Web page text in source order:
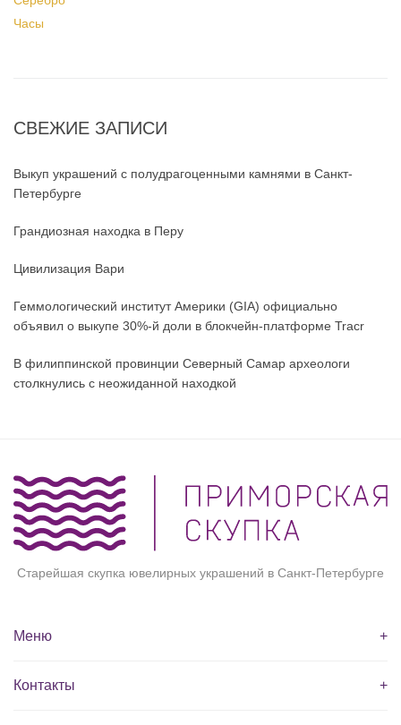
Часы
СВЕЖИЕ ЗАПИСИ
Выкуп украшений с полудрагоценными камнями в Санкт-
Петербурге
Грандиозная находка в Перу
Цивилизация Вари
Геммологический институт Америки (GIA) официально
объявил о выкупе 30%-й доли в блокчейн-платформе Tracr
В филиппинской провинции Северный Самар археологи
столкнулись с неожиданной находкой
Старейшая скупка ювелирных украшений в Санкт-Петербурге
Меню +
Контакты +